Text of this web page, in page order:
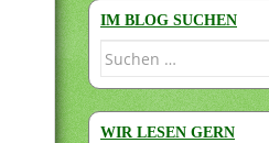
IM BLOG SUCHEN
Suchen
WIR LESEN GERN